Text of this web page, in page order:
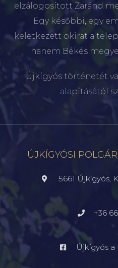
elzálogosított Zaránd
Egy későbbi, egy
keletkezett okirat a
hanem Békés
Újkígyós történetét
alapításától
ÚJKÍGYÓSI
5661 Újkígyós,
+36
Újkígyós